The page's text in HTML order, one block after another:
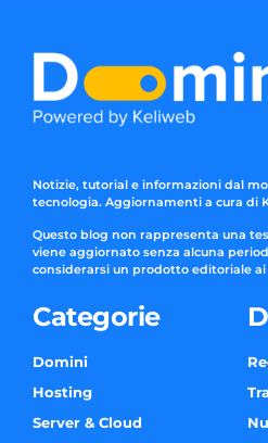
Notizie, tutorial e informazioni dal
tecnologia. Aggiornamenti a cura di
Questo blog non rappresenta una
viene aggiornato senza alcuna
considerarsi un prodotto editoriale ai
Categorie
Domini
Hosting
Server & Cloud